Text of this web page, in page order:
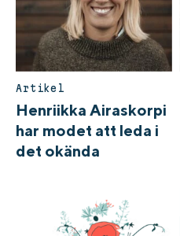
Artikel
Henriikka Airaskorpi
har modet att leda i
det okända